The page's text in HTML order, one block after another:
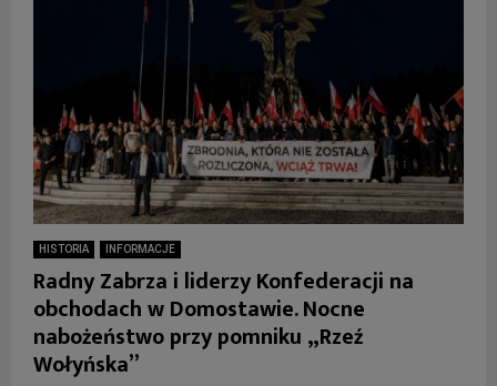
HISTORIA INFORMACJE
Radny Zabrza i liderzy Konfederacji na
obchodach w Domostawie. Nocne
nabożeństwo przy pomniku „Rzeź
Wołyńska”